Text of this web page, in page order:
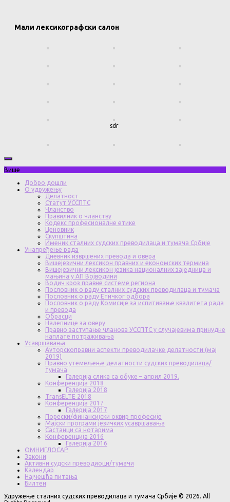
Мали лексикографски салон
sdr
Више
Добро дошли
О удружењу
Делатност
Статут УССПТС
Чланство
Правилник о чланству
Кодекс професионалне етике
Ценовник
Скупштина
Именик сталних судских преводилаца и тумача Србије
Унапређење рада
Дневник извршених превода и овера
Вишејезични лексикон правних и економских термина
Вишејезични лексикон језика националних заједница и
мањина у АП Војводини
Водич кроз правне системе региона
Пословник о раду сталних судских преводилаца и тумача
Пословник о раду Етичког одбора
Пословник о раду Комисије за испитивање квалитета рада
и превода
Обрасци
Налепнице за оверу
Правно заступање чланова УССПТС у случајевима принудне
наплате потраживања
Усавршавања
Ауторскоправни аспекти преводилачке делатности (мај
2019)
Правно утемељење делатности судских преводилаца/
тумача
Галерија слика са обуке – април 2019.
Конференција 2018
Галерија 2018
TransELTE 2018
Конференција 2017
Галерија 2017
Порески/финансијски оквир професије
Мајски програми језичких усавршавања
Састанци са нотарима
Конференција 2016
Галерија 2016
ОМНИГЛОСАР
Закони
Активни судски преводиоци/тумачи
Календар
Најчешћа питања
Билтен
Удружење сталних судских преводилаца и тумача Србије © 2026. All